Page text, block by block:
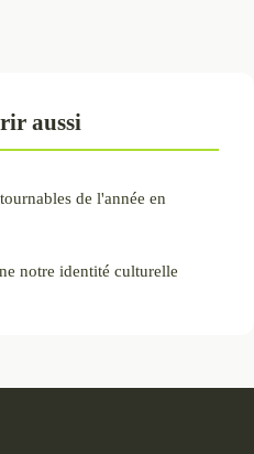
aussi
de l'année en
notre identité culturelle